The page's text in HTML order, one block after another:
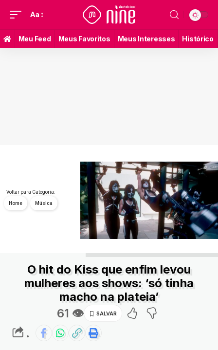
Aa
Meu Feed Meus Favoritos Meus Interesses Histórico
Voltar para Categoria:
Home Música
O hit do Kiss que enfim levou
mulheres aos shows: ‘só tinha
macho na plateia’
61 👁
.